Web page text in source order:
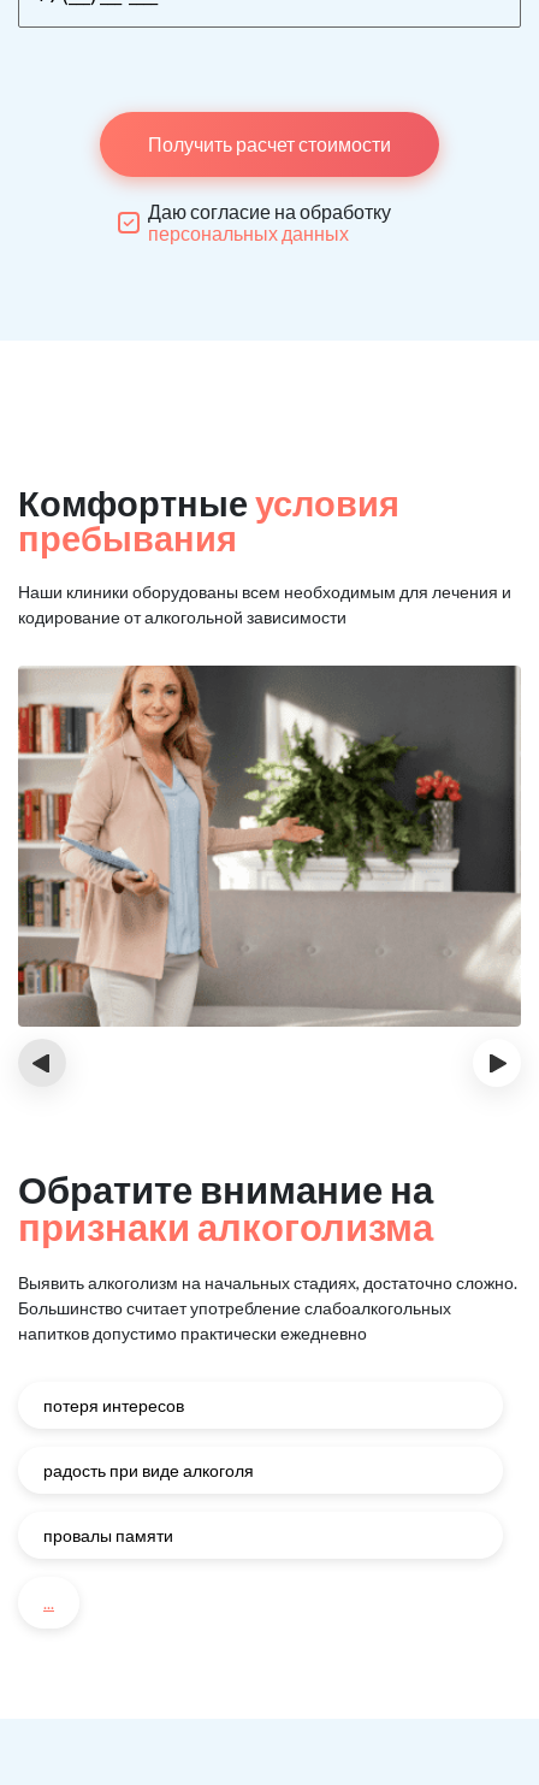
Получить расчет стоимости
Даю согласие на обработку
персональных данных
Комфортные условия
пребывания
Наши клиники оборудованы всем необходимым для лечения и
кодирование от алкогольной зависимости
‹ ›
Обратите внимание на
признаки алкоголизма
Выявить алкоголизм на начальных стадиях, достаточно сложно.
Большинство считает употребление слабоалкогольных
напитков допустимо практически ежедневно
потеря интересов
радость при виде алкоголя
провалы памяти
...